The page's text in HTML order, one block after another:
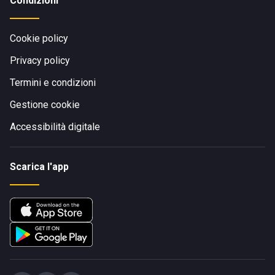
Il Paradise Beach dista 43 Km da
SS1sono sufficienti 49 minuti, stesso tempo di
percorrenza attraversando la
a raggiungere la capitale è possibile visitare altri luoghi di
attrazione come: laChiesa di Santa Maria Portoa 1 km, il
Borgo Valadier
Cookie policy
Privacy policy
Termini e condizioni
Gestione cookie
Accessibilità digitale
Scarica l'app